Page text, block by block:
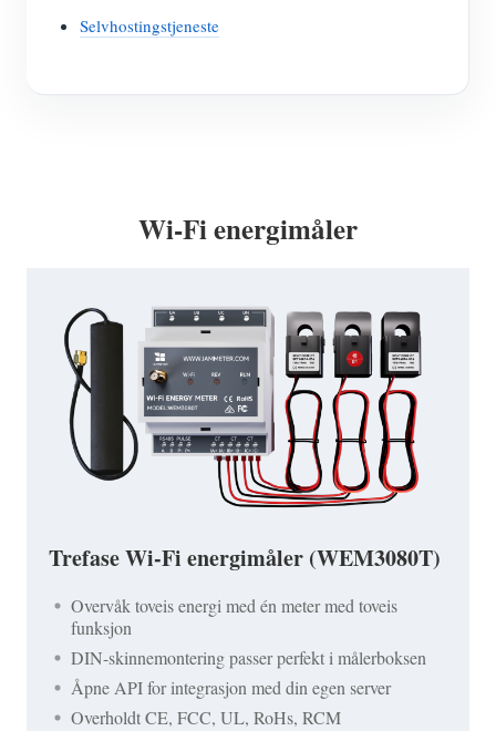
Selvhostingstjeneste
Wi-Fi energimåler
Trefase Wi-Fi energimåler (WEM3080T)
Overvåk toveis energi med én meter med toveis
funksjon
DIN-skinnemontering passer perfekt i målerboksen
Åpne API for integrasjon med din egen server
Overholdt CE, FCC, UL, RoHs, RCM